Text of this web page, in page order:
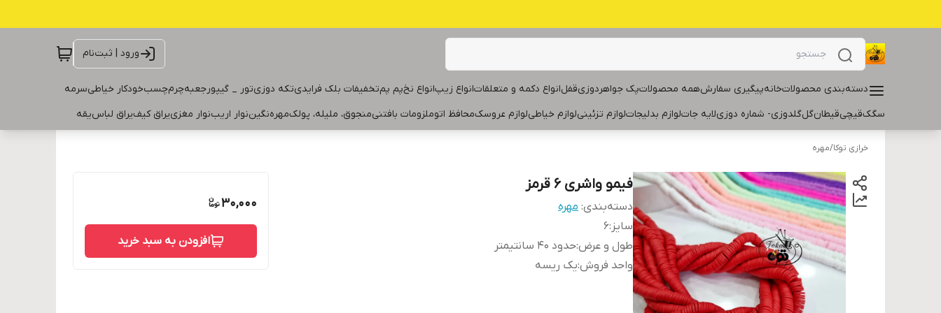
ورود | ثبت‌نام
دسته‌بندی محصولاتخانهپیگیری سفارشهمه محصولاتپک جواهردوزیقفلانواع دکمه و متعلقاتانواع زیپانواع نخپم پمتخفیفات بلک فرایدیتکه دوزیتور _ گیپورجعبهچرمچسبخودکار خیاطیسرمه
سگکقیچیقیطانگلگلدوزی- شماره دوزیلایه جاتلوازم بدلیجاتلوازم تزئینیلوازم خیاطیلوازم عروسکمحافظ اتوملزومات بافتنیمنجوق، ملیله، پولکمهرهنگیننوار اریبنوار مغزییراق کیفیراق لباسیقه
خرازی توکا/مهره
فیمو واشری ۶ قرمز
دسته‌بندی: مهره
سایز :۶
طول و عرض:حدود ۴۰ سانتیمتر
واحد فروش:یک ریسه
30,000
افزودن به سبد خرید